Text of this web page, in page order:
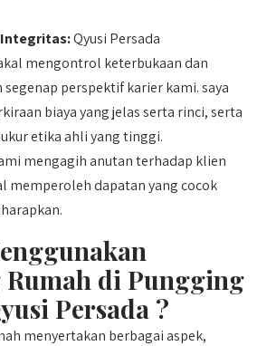
Integritas:Qyusi Persada
mengontrol keterbukaan dan
perspektif karier kami. saya
biaya yang jelas serta rinci, serta
etika ahli yang tinggi.
mengagih anutan terhadap klien
memperoleh dapatan yang cocok
Rumah di Pungging
Persada ?
menyertakan berbagai aspek,